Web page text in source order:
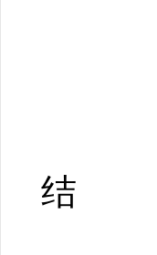
第
第
第
第
结
第